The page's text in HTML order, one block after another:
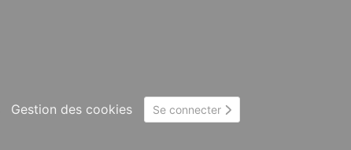
Gestion des cookies Se connecter